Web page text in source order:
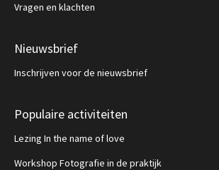
Vragen en klachten
Nieuwsbrief
Inschrijven voor de nieuwsbrief
Populaire activiteiten
Lezing In the name of love
Workshop Fotografie in de praktijk